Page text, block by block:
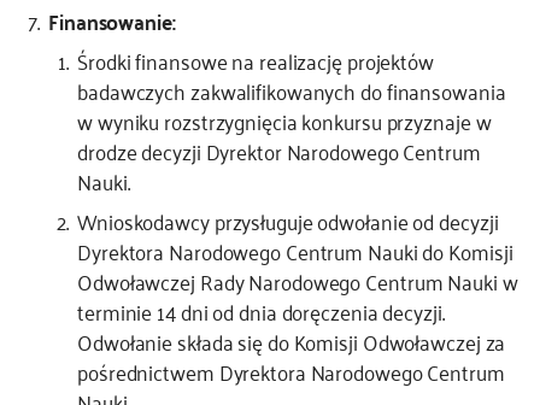
Finansowanie:
Środki finansowe na realizację projektów
badawczych zakwalifikowanych do finansowania
w wyniku rozstrzygnięcia konkursu przyznaje w
drodze decyzji Dyrektor Narodowego Centrum
Nauki.
Wnioskodawcy przysługuje odwołanie od decyzji
Dyrektora Narodowego Centrum Nauki do Komisji
Odwoławczej Rady Narodowego Centrum Nauki w
terminie 14 dni od dnia doręczenia decyzji.
Odwołanie składa się do Komisji Odwoławczej za
pośrednictwem Dyrektora Narodowego Centrum